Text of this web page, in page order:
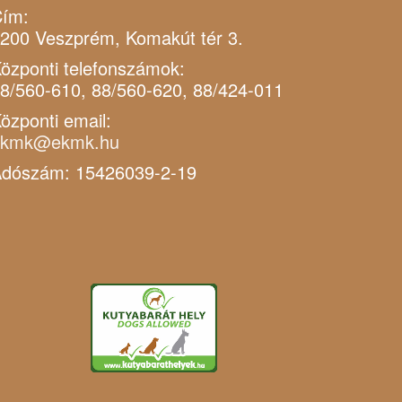
Veszprém, Komakút tér 3.
telefonszámok:
560-610, 88/560-620, 88/424-011
email:
15426039-2-19